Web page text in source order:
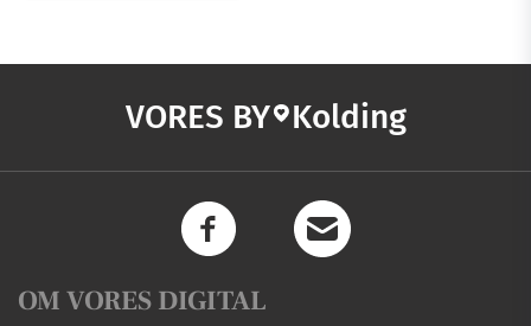
VORES BY Kolding
OM VORES DIGITAL